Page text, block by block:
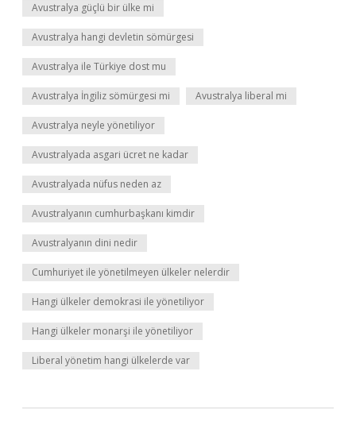
Avustralya güçlü bir ülke mi
Avustralya hangi devletin sömürgesi
Avustralya ile Türkiye dost mu
Avustralya İngiliz sömürgesi mi Avustralya liberal mi
Avustralya neyle yönetiliyor
Avustralyada asgari ücret ne kadar
Avustralyada nüfus neden az
Avustralyanın cumhurbaşkanı kimdir
Avustralyanın dini nedir
Cumhuriyet ile yönetilmeyen ülkeler nelerdir
Hangi ülkeler demokrasi ile yönetiliyor
Hangi ülkeler monarşi ile yönetiliyor
Liberal yönetim hangi ülkelerde var